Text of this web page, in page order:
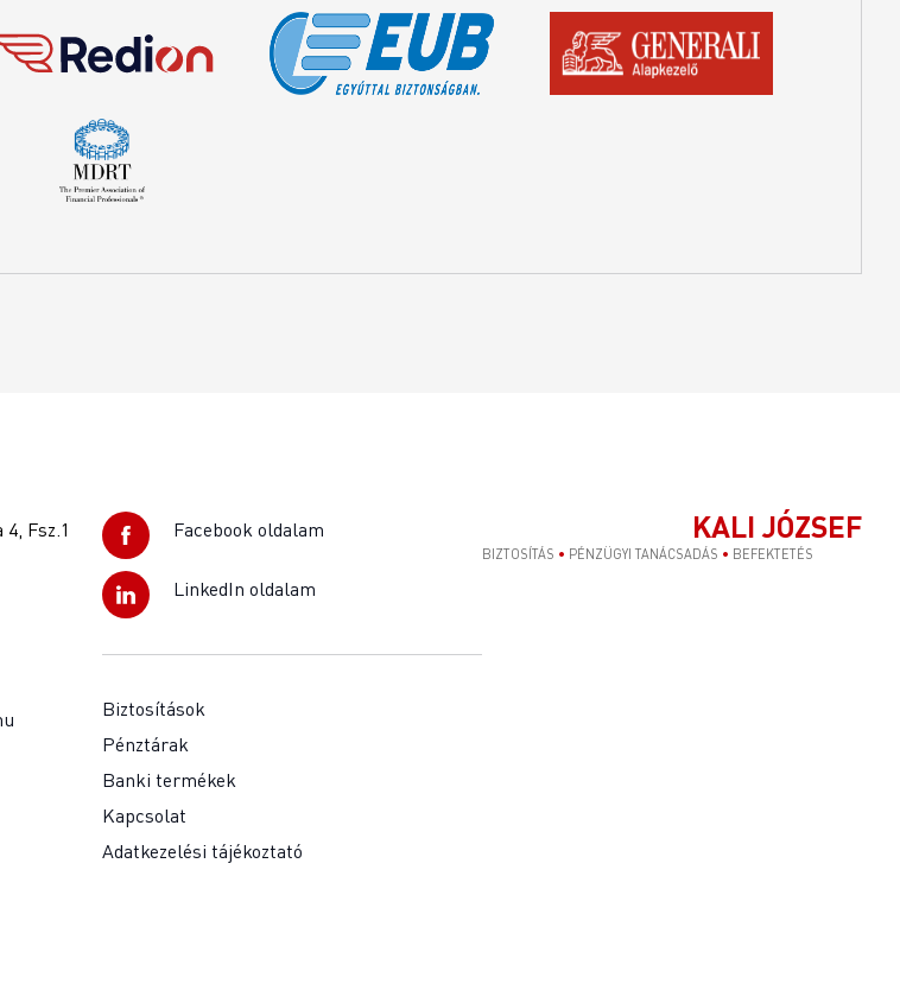
Fsz.1
Facebook oldalam
LinkedIn oldalam
Biztosítások
Pénztárak
Banki termékek
Kapcsolat
Adatkezelési tájékoztató
KALI JÓZSEF
BIZTOSÍTÁS • PÉNZÜGYI TANÁCSADÁS • BEFEKTETÉS